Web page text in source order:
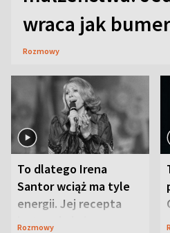
wraca jak
Rozmowy
To dlatego Irena
Santor wciąż ma tyle
energii. Jej recepta
jest zaskakująco
Rozmowy